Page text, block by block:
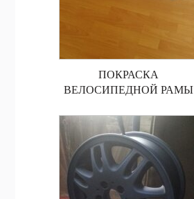
ПОКРАСКА
ВЕЛОСИПЕДНОЙ РАМЫ